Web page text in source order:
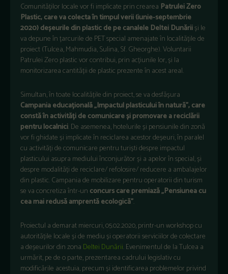
Comunităților locale vor fi implicate prin crearea Patrulei Zero
Plastic, care va colecta în timpul verii (iunie-septembrie
2020) deșeurile din plastic de pe canalele Deltei Dunăriiși le
va depune în țarcurile de PET special amenajate în localitățile de
proiect (Tulcea, Mahmudia, Sulina, Sf. Gheorghe). Voluntarii
Patrulei Zero plastic vor contribui, prin acțiunile lor, și la
monitorizarea cantității de plastic prezente în acest areal.
Simultan, în toate localitățile din proiect, se va desfășura
Campania educațională „Impactul plasticului în natură”, care
constă în activități de comunicare și promovare a reciclării
pentru localnici. De asemenea, hotelurile și pensiunile din zonă
vor fi ghidate și implicate în reciclarea acestor deșeuri, în paralel
cu activități de comunicare pentru turiști despre impactul
plasticului asupra mediului înconjurător și a apelor în special, și
despre modalități de reciclare/ refolosire/ reducere a ambalajelor
din plastic. Campania de mobilizare pentru operatorii din turism
se va concretiza într-un concurs care premiază „Pensiunea cu
cea mai redusă amprentă ecologică”.
Proiectul a demarat miercuri, 05.02.2020, printr-un workshop cu
autoritățile locale și de mediu și operatorii serviciilor de colectare
a deșeurilor din zona Deltei Dunării. Evenimentul de la Tulcea a
urmărit, pe de o parte, prezentarea cadrului legislativ cu
modificările acestuia, precum și identificarea problemelor privind